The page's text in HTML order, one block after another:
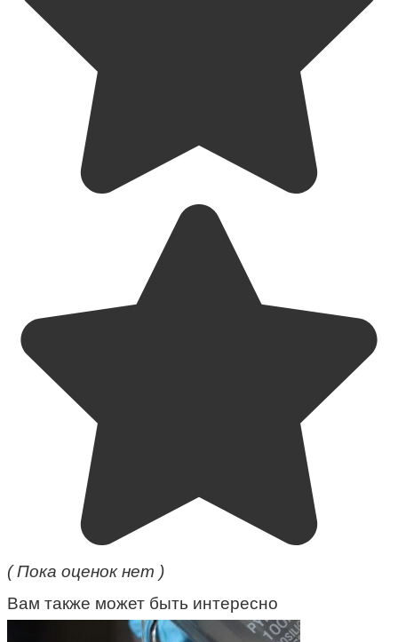
( Пока оценок нет )
Вам также может быть интересно